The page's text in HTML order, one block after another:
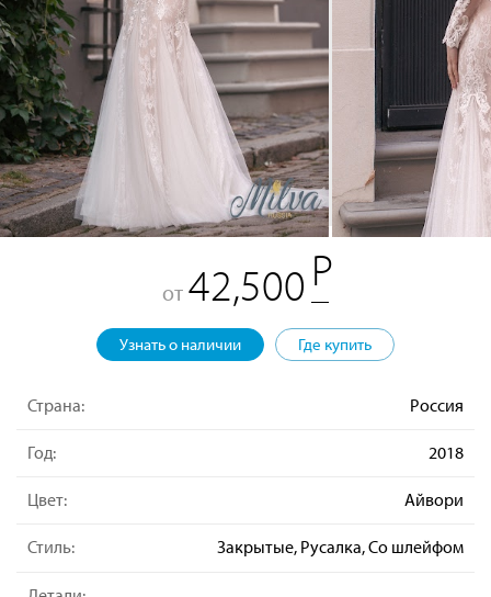
от 42,500
Узнать о наличии Где купить
Страна: Россия
Год: 2018
Цвет: Айвори
Стиль: Закрытые, Русалка, Со шлейфом